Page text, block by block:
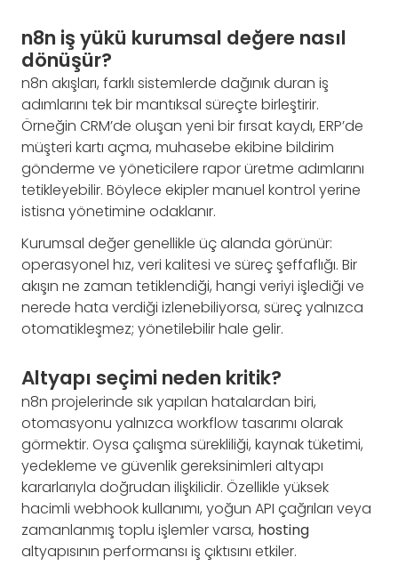
n8n iş yükü kurumsal değere nasıl
dönüşür?
n8n akışları, farklı sistemlerde dağınık duran iş
adımlarını tek bir mantıksal süreçte birleştirir.
Örneğin CRM’de oluşan yeni bir fırsat kaydı, ERP’de
müşteri kartı açma, muhasebe ekibine bildirim
gönderme ve yöneticilere rapor üretme adımlarını
tetikleyebilir. Böylece ekipler manuel kontrol yerine
istisna yönetimine odaklanır.
Kurumsal değer genellikle üç alanda görünür:
operasyonel hız, veri kalitesi ve süreç şeffaflığı. Bir
akışın ne zaman tetiklendiği, hangi veriyi işlediği ve
nerede hata verdiği izlenebiliyorsa, süreç yalnızca
otomatikleşmez; yönetilebilir hale gelir.
Altyapı seçimi neden kritik?
n8n projelerinde sık yapılan hatalardan biri,
otomasyonu yalnızca workflow tasarımı olarak
görmektir. Oysa çalışma sürekliliği, kaynak tüketimi,
yedekleme ve güvenlik gereksinimleri altyapı
kararlarıyla doğrudan ilişkilidir. Özellikle yüksek
hacimli webhook kullanımı, yoğun API çağrıları veya
zamanlanmış toplu işlemler varsa, hosting
altyapısının performansı iş çıktısını etkiler.